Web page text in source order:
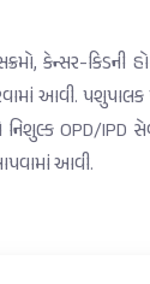
કેન્સર-કિડની
આવી. પશુપાલક
નિશુલ્ક OPD/
આવી.